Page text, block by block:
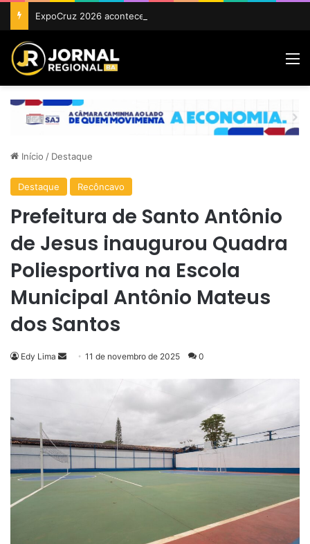
Início / Destaque
Destaque Recôncavo
Prefeitura de Santo Antônio
de Jesus inaugurou Quadra
Poliesportiva na Escola
Municipal Antônio Mateus
dos Santos
Edy Lima
Mande11 de novembro de 2025 0